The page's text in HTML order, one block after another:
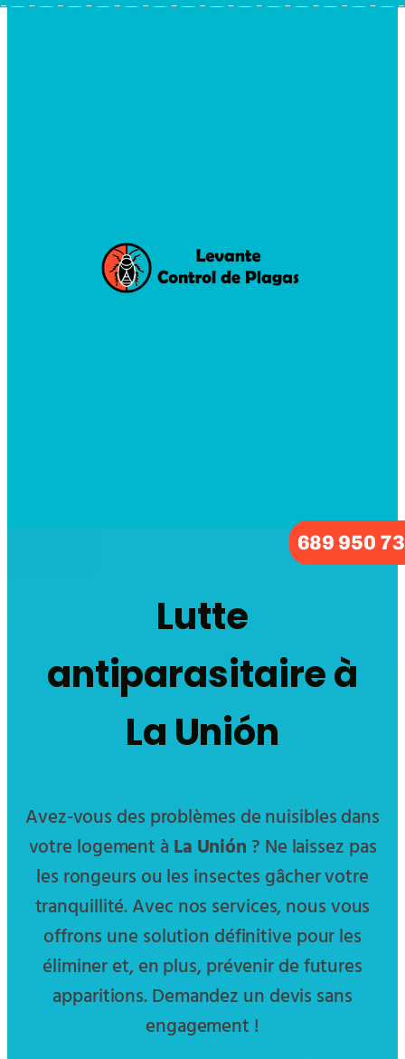
689 950
Lutte
antiparasitaire à
La Unión
Avez-vous des problèmes de nuisibles dans
votre logement à La Unión ? Ne laissez pas
les rongeurs ou les insectes gâcher votre
tranquillité. Avec nos services, nous vous
offrons une solution définitive pour les
éliminer et, en plus, prévenir de futures
apparitions. Demandez un devis sans
engagement !